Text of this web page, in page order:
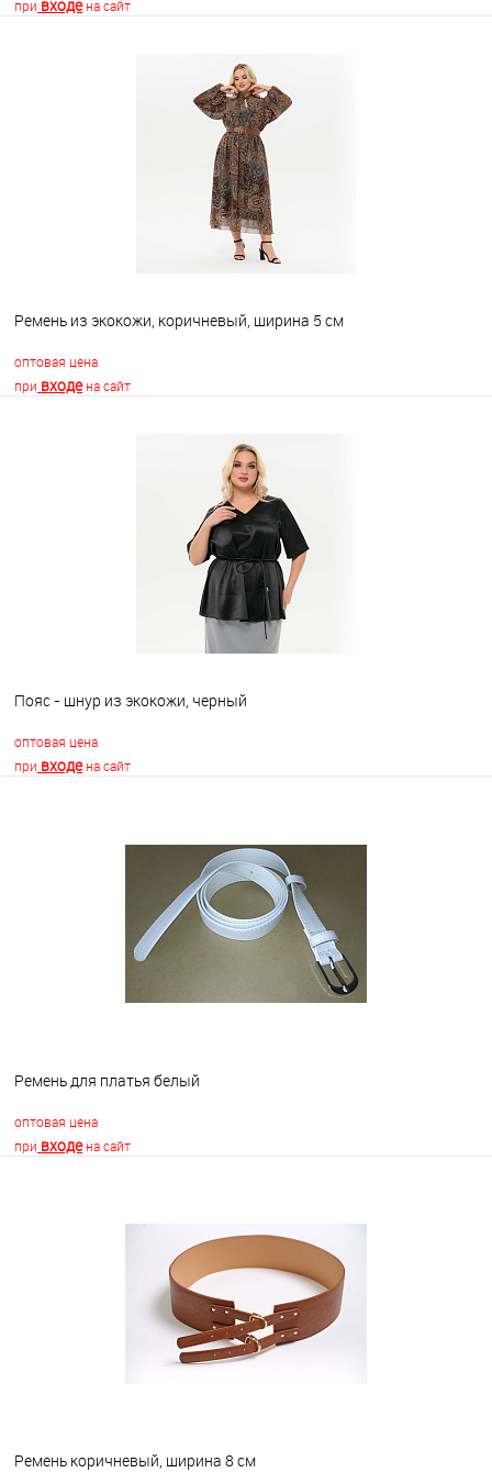
при входена сайт
В корзину
Ремень из экокожи, коричневый, ширина 5 см
оптовая цена
при входена сайт
В корзину
Пояс - шнур из экокожи, черный
оптовая цена
при входена сайт
Недоступно
Ремень для платья белый
оптовая цена
при входена сайт
В наличии
Ремень коричневый, ширина 8 см